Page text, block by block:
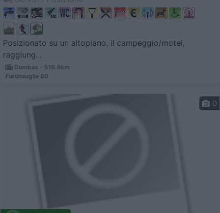
Posizionato su un altopiano, il campeggio/motel,
raggiung...
Dombas - 516.6km
Furuhauglie 80
0